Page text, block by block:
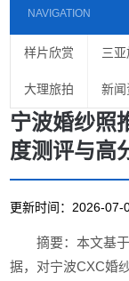
NAVIGATION
样片欣赏 三亚
大理旅拍 新闻
宁波婚纱照
度测评与高
更新时间：2026-
摘要：本文基
据，对宁波CXC婚